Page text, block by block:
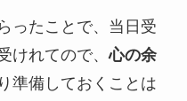
ったことで、当日受
けれてので、心の余
準備しておくことは